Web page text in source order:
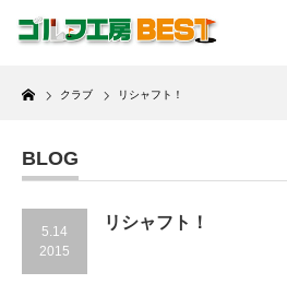
Home
クラブ リシャフト！
BLOG
5.14
2015
リシャフト！